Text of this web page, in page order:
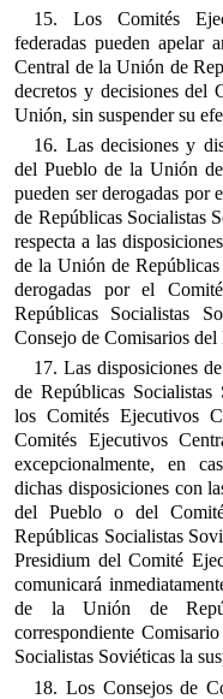
15. Los Comités
federadas pueden apelar
Central de la Unión de
decretos y decisiones del
Unión, sin suspender su
16. Las decisiones y
del Pueblo de la Unión
pueden ser derogadas
de Repúblicas Socialistas
respecta a las
de la Unión de Repúblicas
derogadas por el
Repúblicas Socialistas
Consejo de Comisarios
17. Las disposiciones
de Repúblicas Socialistas
los Comités Ejecutivos
Comités Ejecutivos
excepcionalmente, en
dichas disposiciones con
del Pueblo o del
Repúblicas Socialistas
Presidium del Comité
comunicará
de la Unión de
correspondiente
Socialistas Soviéticas la
18. Los Consejos de